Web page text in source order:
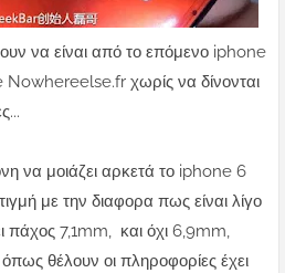
να είναι από το επόμενο iphone
Nowhereelse.fr χωρίς να δίνονται
να μοιάζει αρκετά το iphone 6
με την διαφορα πως είναι λίγο
πάχος 7,1mm, και όχι 6,9mm,
θέλουν οι πληροφορίες έχει